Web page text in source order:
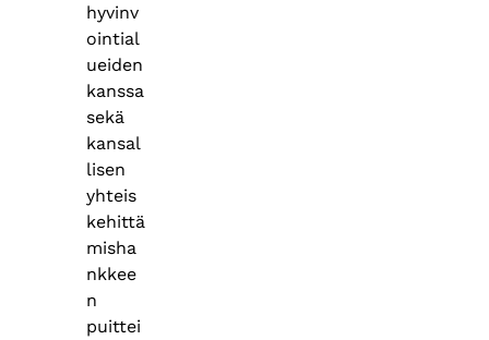
hyvinv
ointial
ueiden
kanssa
sekä
kansal
lisen
yhteis
kehittä
misha
nkkee
n
puittei